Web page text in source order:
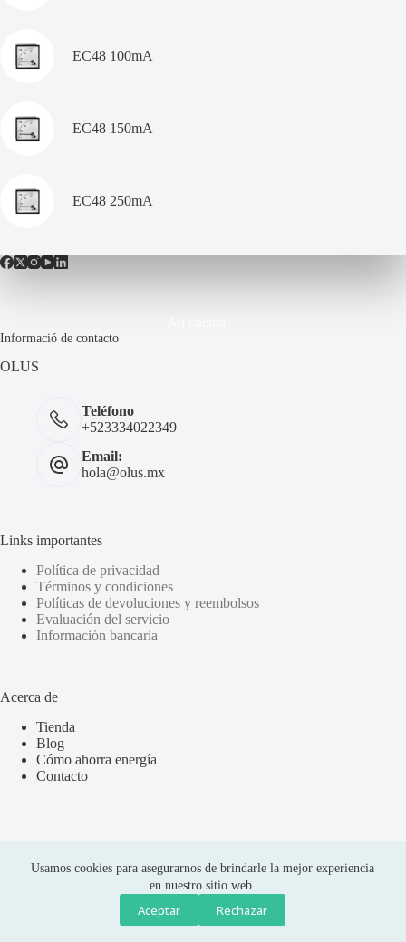
Usamos cookies para asegurarnos de brindarle la mejor experiencia
en nuestro sitio web.
Aceptar Rechazar
EC48 100mA
EC48 150mA
EC48 250mA
Informació de contacto
OLUS
Teléfono
+523334022349
Email:
hola@olus.mx
Links importantes
Política de privacidad
Términos y condiciones
Políticas de devoluciones y reembolsos
Evaluación del servicio
Información bancaria
Acerca de
Tienda
Blog
Cómo ahorra energía
Contacto